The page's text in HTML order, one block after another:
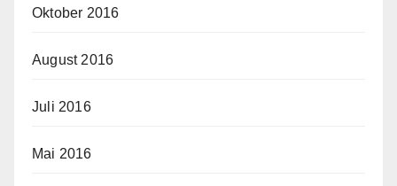
Oktober 2016
August 2016
Juli 2016
Mai 2016